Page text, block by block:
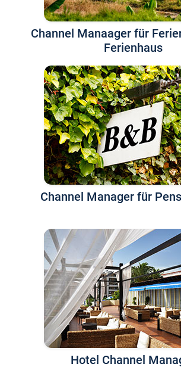
Channel Manaager für
Ferienhaus
Channel Manager für
Hotel Channel